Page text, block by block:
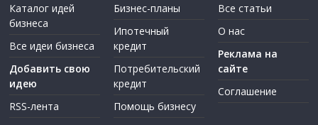
Каталог идей
бизнеса
Все идеи бизнеса
Добавить свою
идею
RSS-лента
Бизнес-планы
Ипотечный
кредит
Потребительский
кредит
Помощь бизнесу
Все статьи
О нас
Реклама на
сайте
Соглашение